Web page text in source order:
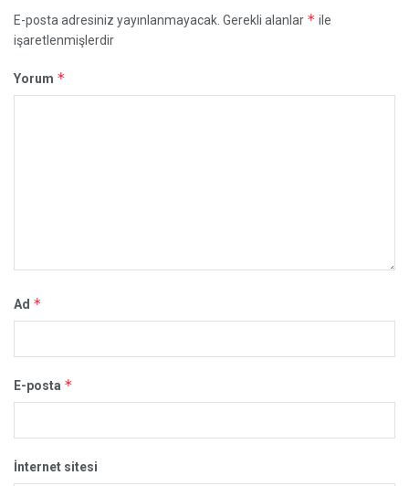
E-posta adresiniz yayınlanmayacak. Gerekli alanlar * ile
işaretlenmişlerdir
Yorum *
Ad *
E-posta *
İnternet sitesi